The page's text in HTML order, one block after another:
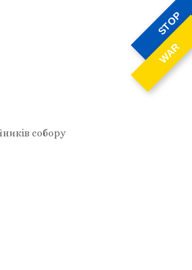
STOP
WAR
собору